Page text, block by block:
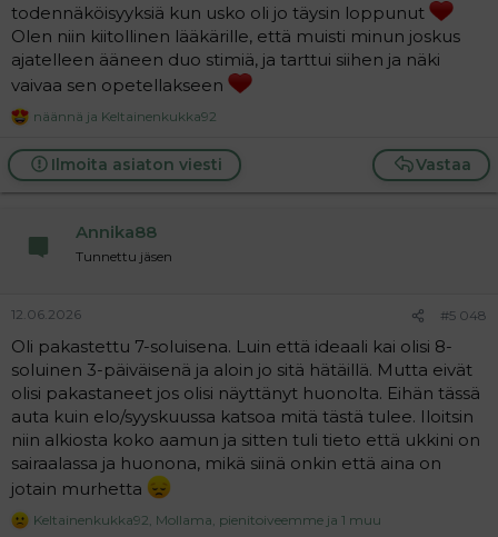
todennäköisyyksiä kun usko oli jo täysin loppunut
Olen niin kiitollinen lääkärille, että muisti minun joskus
ajatelleen ääneen duo stimiä, ja tarttui siihen ja näki
vaivaa sen opetellakseen
R
a
c
t
näännä ja Keltainenkukka92
Vastaa
Ilmoita asiaton viesti
Annika88
Tunnettu jäsen
12.06.2026 #5 048
Oli pakastettu 7-soluisena. Luin että ideaali kai olisi 8-
soluinen 3-päiväisenä ja aloin jo sitä hätäillä. Mutta eivät
olisi pakastaneet jos olisi näyttänyt huonolta. Eihän tässä
auta kuin elo/syyskuussa katsoa mitä tästä tulee. Iloitsin
niin alkiosta koko aamun ja sitten tuli tieto että ukkini on
sairaalassa ja huonona, mikä siinä onkin että aina on
jotain murhetta
R
Keltainenkukka92 Mollama pienitoiveemme ja 1 muu